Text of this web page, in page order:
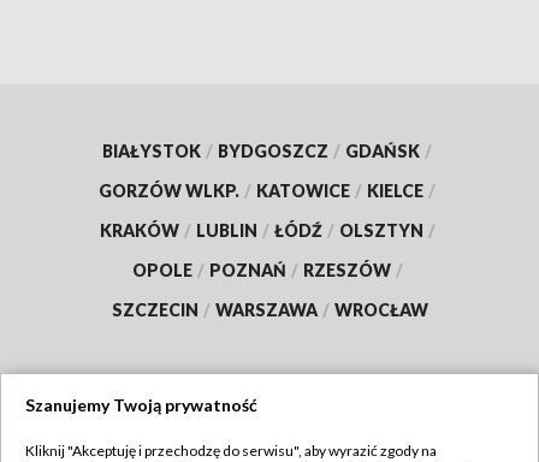
BIAŁYSTOK / BYDGOSZCZ / GDAŃSK /
GORZÓW WLKP. / KATOWICE / KIELCE /
KRAKÓW / LUBLIN / ŁÓDŹ / OLSZTYN /
OPOLE / POZNAŃ / RZESZÓW /
SZCZECIN / WARSZAWA / WROCŁAW
Szanujemy Twoją prywatność
Kliknij "Akceptuję i przechodzę do serwisu", aby wyrazić zgody na